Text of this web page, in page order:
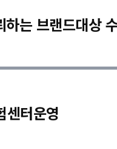
는 브랜드대상
센터운영